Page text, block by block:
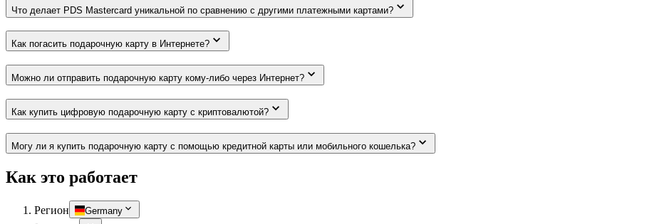
Что делает PDS Mastercard уникальной по сравнению с другими платежными картами?
Как погасить подарочную карту в Интернете?
Можно ли отправить подарочную карту кому-либо через Интернет?
Как купить цифровую подарочную карту с криптовалютой?
Могу ли я купить подарочную карту с помощью кредитной карты или мобильного кошелька?
Как это работает
Регион Germany